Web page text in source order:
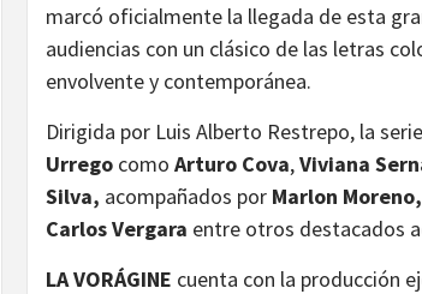
marcó oficialmente la llegada de esta
audiencias con un clásico de las letras
envolvente y contemporánea.
Dirigida por Luis Alberto Restrepo, la
Urrego como Arturo Cova,Viviana
Silva, acompañados por Marlon
Carlos Vergara entre otros destacados
LA VORÁGINE cuenta con la producción